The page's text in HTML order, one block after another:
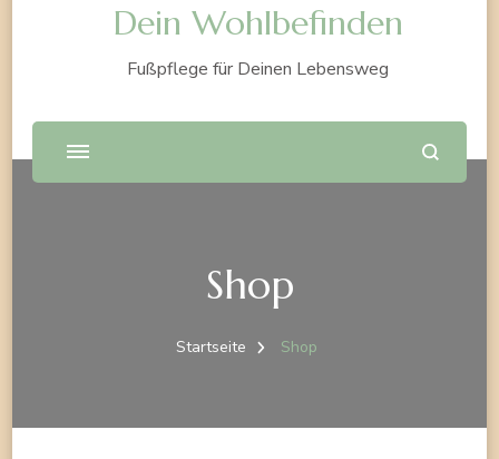
Dein Wohlbefinden
Fußpflege für Deinen Lebensweg
Shop
Startseite Shop